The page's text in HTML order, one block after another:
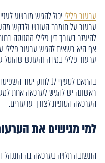
ערעור פלילייכול להגיש מורשע
ערעור על חומרת העונש ולבקש
להיעזר בעורך דין פלילי המנוסה
אף היא רשאית להגיש ערעור פלילי
ערעור פלילי במידה והעונש
בהתאם לסעיף 17 לחוק
ראשונה יש להגיש לערכאה אחת
הערכאה הסופית לצורך ערעורים.
למי מגישים את
התשובה תלויה בערכאה בה התנהל